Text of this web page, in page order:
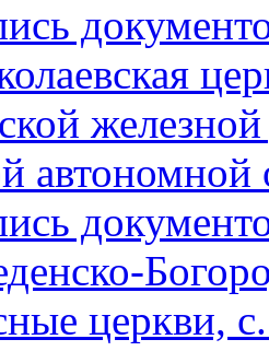
автономной
церкви,